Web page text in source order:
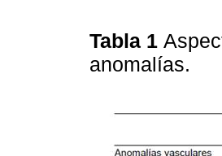
Tabla 1
anomalías.